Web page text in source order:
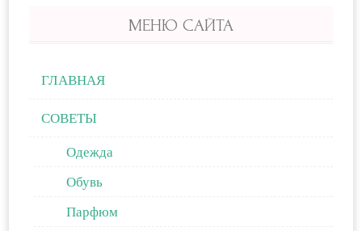
МЕНЮ САЙТА
ГЛАВНАЯ
СОВЕТЫ
Одежда
Обувь
Парфюм